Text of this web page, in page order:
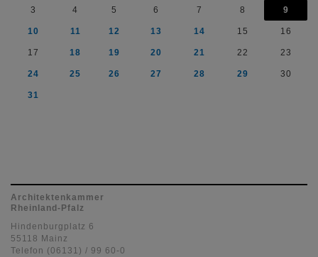
3 4 5 6 7 8 9
10 11 12 13 14 15 16
17 18 19 20 21 22 23
24 25 26 27 28 29 30
31
Architektenkammer
Rheinland-Pfalz
Hindenburgplatz 6
55118 Mainz
Telefon (06131) / 99 60-0